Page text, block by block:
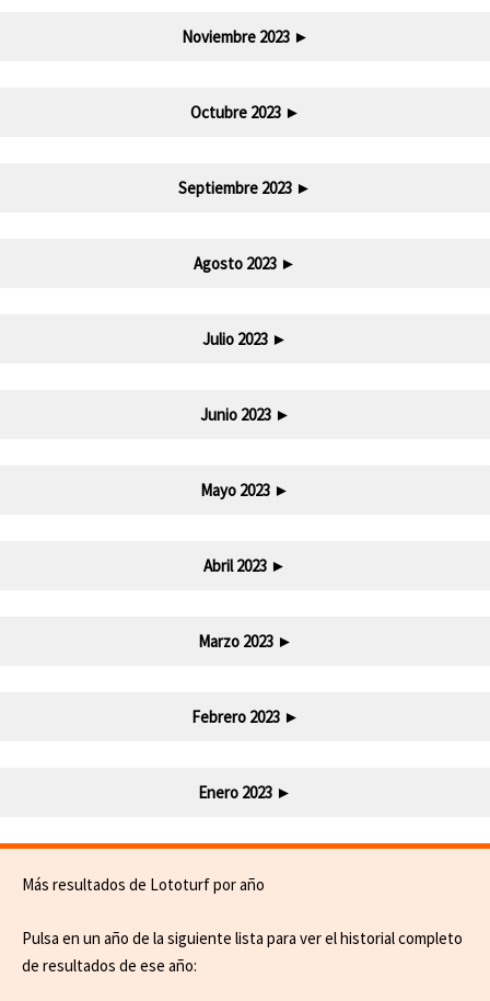
Noviembre 2023 ►
Octubre 2023 ►
Septiembre 2023 ►
Agosto 2023 ►
Julio 2023 ►
Junio 2023 ►
Mayo 2023 ►
Abril 2023 ►
Marzo 2023 ►
Febrero 2023 ►
Enero 2023 ►
Más resultados de Lototurf por año
Pulsa en un año de la siguiente lista para ver el historial completo
de resultados de ese año: